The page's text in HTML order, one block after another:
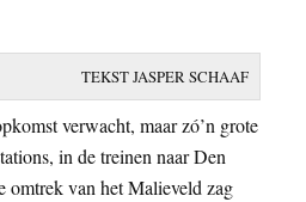
TEKST JASPER SCHAAF
verwacht, maar zó’n grote
in de treinen naar Den
omtrek van het Malieveld zag